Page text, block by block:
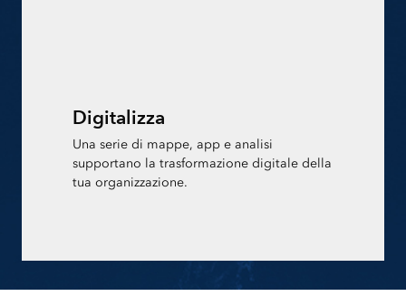
Digitalizza
Una serie di mappe, app e analisi
supportano la trasformazione digitale della
tua organizzazione.